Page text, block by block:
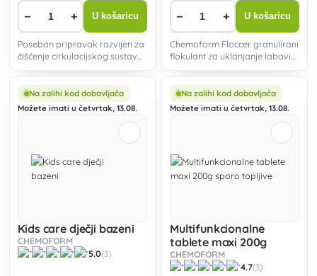
− + U košaricu
Poseban pripravak razvijen za
čišćenje cirkulacijskog sustava
− + U košaricu
Chemoform Floccer granulirani
flokulant za uklanjanje labavih
Na zalihi kod dobavljača
Možete imati u četvrtak, 13.08.
Kids care dječji bazeni
CHEMOFORM
5.0(3)
Na zalihi kod dobavljača
Možete imati u četvrtak, 13.08.
Multifunkcionalne
tablete maxi 200g
sporo topljive
CHEMOFORM
4.7(3)